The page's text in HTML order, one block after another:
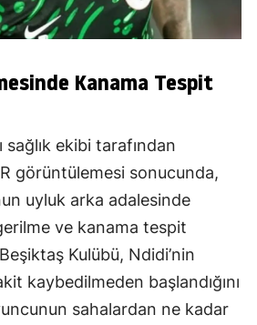
Kanama Tespit
sağlık ekibi tarafından
görüntülemesi sonucunda,
uyluk arka adalesinde
ve kanama tespit
Kulübü, Ndidi’nin
kaybedilmeden başlandığını
sahalardan ne kadar